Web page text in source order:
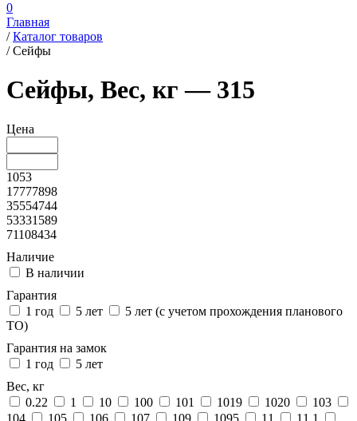
0
Главная
/ Каталог товаров
/ Сейфы
Сейфы, Вес, кг — 315
Цена
1053
17777898
35554744
53331589
71108434
Наличие
В наличии
Гарантия
1 год
5 лет
5 лет (с учетом прохождения планового
ТО)
Гарантия на замок
1 год
5 лет
Вес, кг
0.22
1 10 100 101 1019 1020
103
104
105 106 107 109 1095 11
11.1